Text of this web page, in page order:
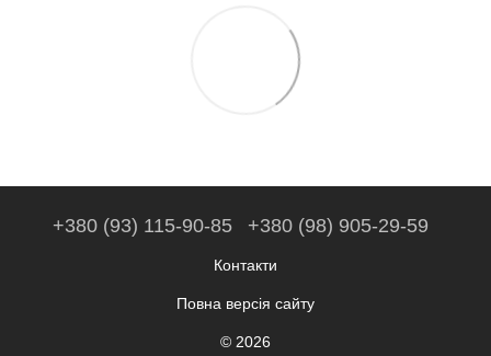
+380 (93) 115-90-85 +380 (98) 905-29-59
Контакти
Повна версія сайту
© 2026